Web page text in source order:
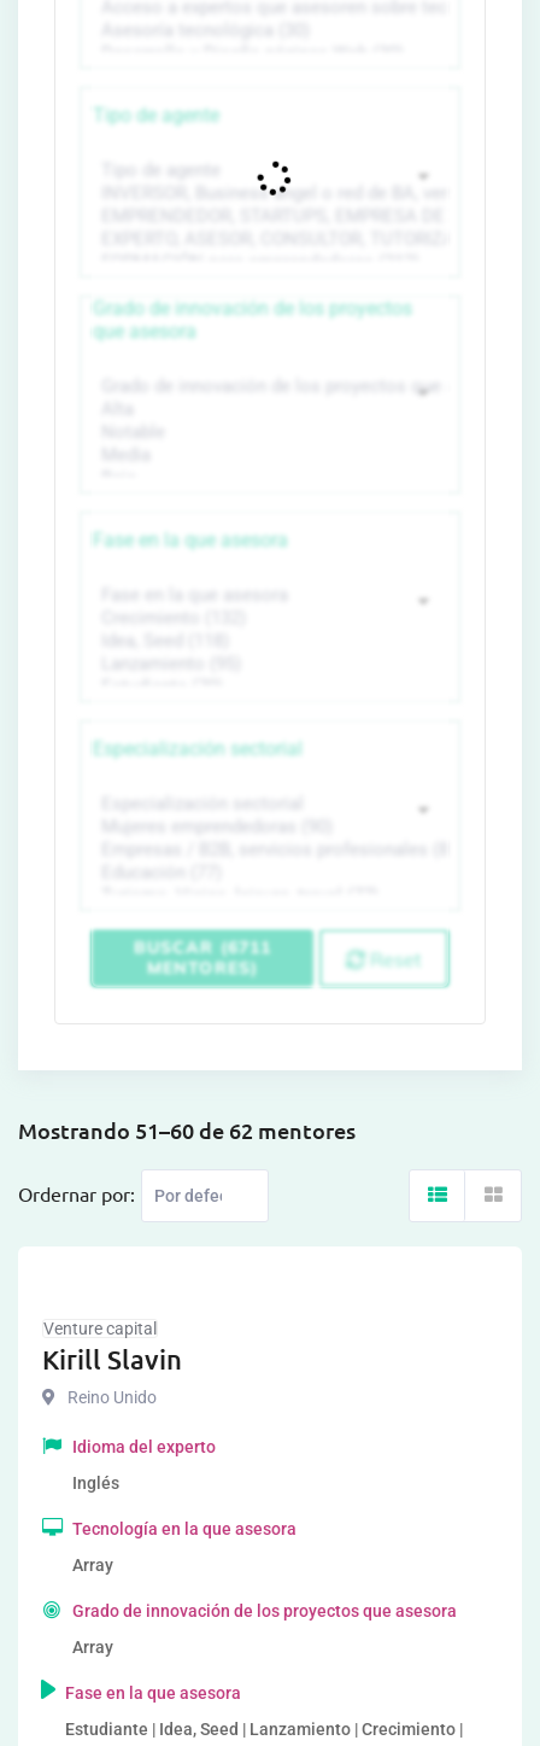
Tipo de agente
Grado de innovación de los proyectos
que asesora
Fase en la que asesora
Especialización sectorial
BUSCAR (6711
MENTORES)
Reset
Mostrando 51–60 de 62 mentores
Ordernar por:
Venture capital
Kirill Slavin
Reino Unido
Idioma del experto
Inglés
Tecnología en la que asesora
Array
Grado de innovación de los proyectos que asesora
Array
Fase en la que asesora
Estudiante | Idea, Seed | Lanzamiento | Crecimiento |